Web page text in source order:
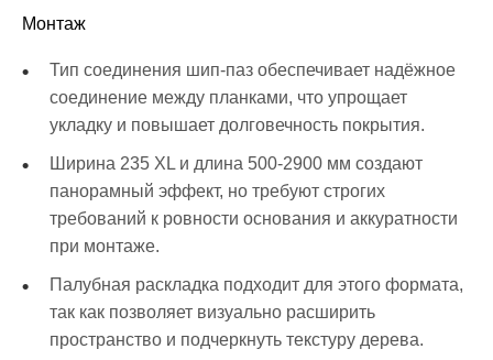
Монтаж
Тип соединения шип-паз обеспечивает надёжное
соединение между планками, что упрощает
укладку и повышает долговечность покрытия.
Ширина 235 XL и длина 500-2900 мм создают
панорамный эффект, но требуют строгих
требований к ровности основания и аккуратности
при монтаже.
Палубная раскладка подходит для этого формата,
так как позволяет визуально расширить
пространство и подчеркнуть текстуру дерева.